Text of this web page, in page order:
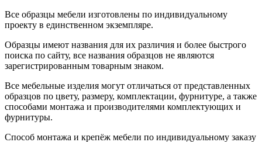
Все образцы мебели изготовлены по индивидуальному
проекту в единственном экземпляре.
Образцы имеют названия для их различия и более быстрого
поиска по сайту, все названия образцов не являются
зарегистрированным товарным знаком.
Все мебельные изделия могут отличаться от представленных
образцов по цвету, размеру, комплектации, фурнитуре, а также
способами монтажа и производителями комплектующих и
фурнитуры.
Способ монтажа и крепёж мебели по индивидуальному заказу